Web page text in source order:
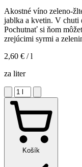
Akostné víno zeleno-
jablka a kvetin. V chuti
Pochutnať si ňom
zrejúcimi syrmi a
2,60 € / l
za liter
Košík